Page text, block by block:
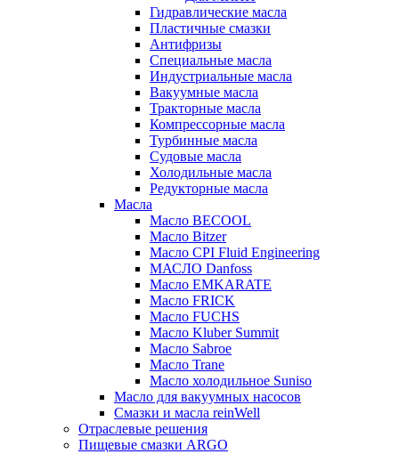
Гидравлические масла
Пластичные смазки
Антифризы
Специальные масла
Индустриальные масла
Вакуумные масла
Тракторные масла
Компрессорные масла
Турбинные масла
Судовые масла
Холодильные масла
Редукторные масла
Масла
Масло BECOOL
Масло Bitzer
Масло CPI Fluid Engineering
МАСЛО Danfoss
Масло EMKARATE
Масло FRICK
Масло FUCHS
Масло Kluber Summit
Масло Sabroe
Масло Trane
Масло холодильное Suniso
Масло для вакуумных насосов
Смазки и масла reinWell
Отраслевые решения
Пищевые смазки ARGO